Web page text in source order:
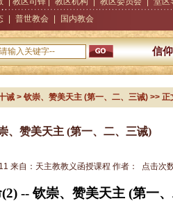
普世教会 国内教会 浏
信
诫> 钦崇、赞美天主 (第一、二、三诫)>> 正
、赞美天主 (第一、二、三诫)
来自： 天主教教义函授课程 作者： 点击次
(2) --钦崇、赞美天主 (第一